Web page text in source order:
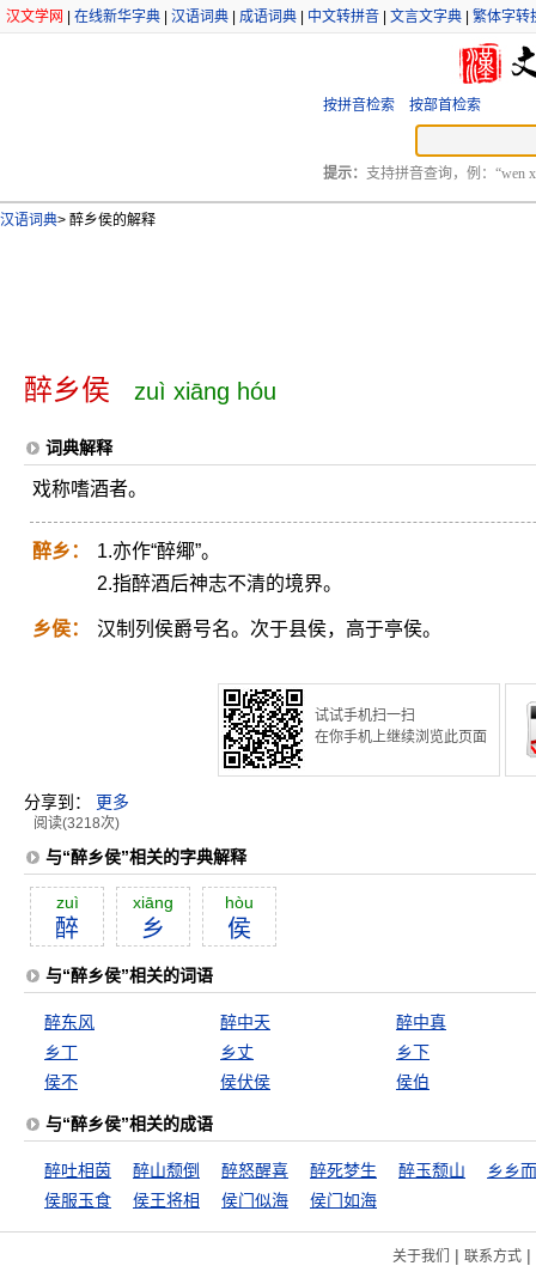
汉文学网 在线新华字典 汉语词典 成语词典 中文转拼音 文言文字典 繁体字转
按拼音检索 按部首检索
提示： 支持拼音查询，例：“wen
汉语词典> 醉乡侯的解释
醉乡侯 zuì xiāng hóu
词典解释
戏称嗜酒者。
醉乡：
1.亦作“醉鄊”。
2.指醉酒后神志不清的境界。
乡侯： 汉制列侯爵号名。次于县侯，高于亭侯。
试试手机扫一扫
在你手机上继续浏览此页面
分享到： 更多
阅读(3218次)
与“醉乡侯”相关的字典解释
zuì
醉
xiāng
乡
hòu
侯
与“醉乡侯”相关的词语
醉东风 醉中天
醉中真
乡丁
乡丈
乡下
侯不
侯伏侯 侯伯
与“醉乡侯”相关的成语
醉吐相茵 醉山颓倒 醉怒醒喜 醉死梦生 醉玉颓山
乡乡
侯服玉食
侯王将相 侯门似海 侯门如海
关于我们 | 联系方式|